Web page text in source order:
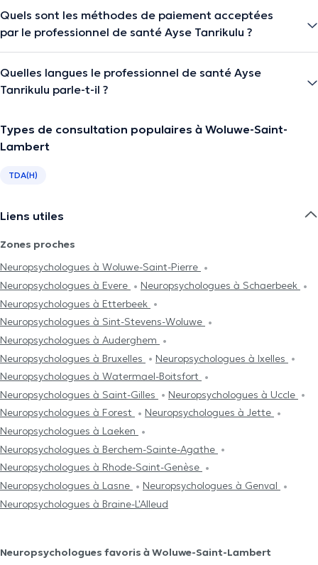
Quels sont les méthodes de paiement acceptées
par le professionnel de santé Ayse Tanrikulu ?
Quelles langues le professionnel de santé Ayse
Tanrikulu parle-t-il ?
Types de consultation populaires à Woluwe-Saint-
Lambert
TDA(H)
Liens utiles
Zones proches
Neuropsychologues à Woluwe-Saint-Pierre
Neuropsychologues à Evere
Neuropsychologues à Schaerbeek
Neuropsychologues à Etterbeek
Neuropsychologues à Sint-Stevens-Woluwe
Neuropsychologues à Auderghem
Neuropsychologues à Bruxelles
Neuropsychologues à Ixelles
Neuropsychologues à Watermael-Boitsfort
Neuropsychologues à Saint-Gilles
Neuropsychologues à Uccle
Neuropsychologues à Forest
Neuropsychologues à Jette
Neuropsychologues à Laeken
Neuropsychologues à Berchem-Sainte-Agathe
Neuropsychologues à Rhode-Saint-Genèse
Neuropsychologues à Lasne
Neuropsychologues à Genval
Neuropsychologues à Braine-L'Alleud
Neuropsychologues favoris à Woluwe-Saint-Lambert